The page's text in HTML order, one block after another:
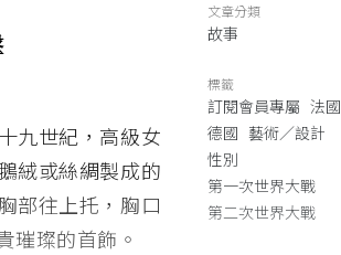
九世紀，高級女
絨或絲綢製成的
部往上托，胸口
璀璨的首飾。
文章分類
故事
標籤
訂閱會員專屬 法國
德國 藝術／設計
性別
第一次世界大戰
第二次世界大戰